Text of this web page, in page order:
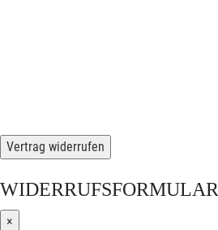
Vertrag widerrufen
WIDERRUFSFORMULAR
×